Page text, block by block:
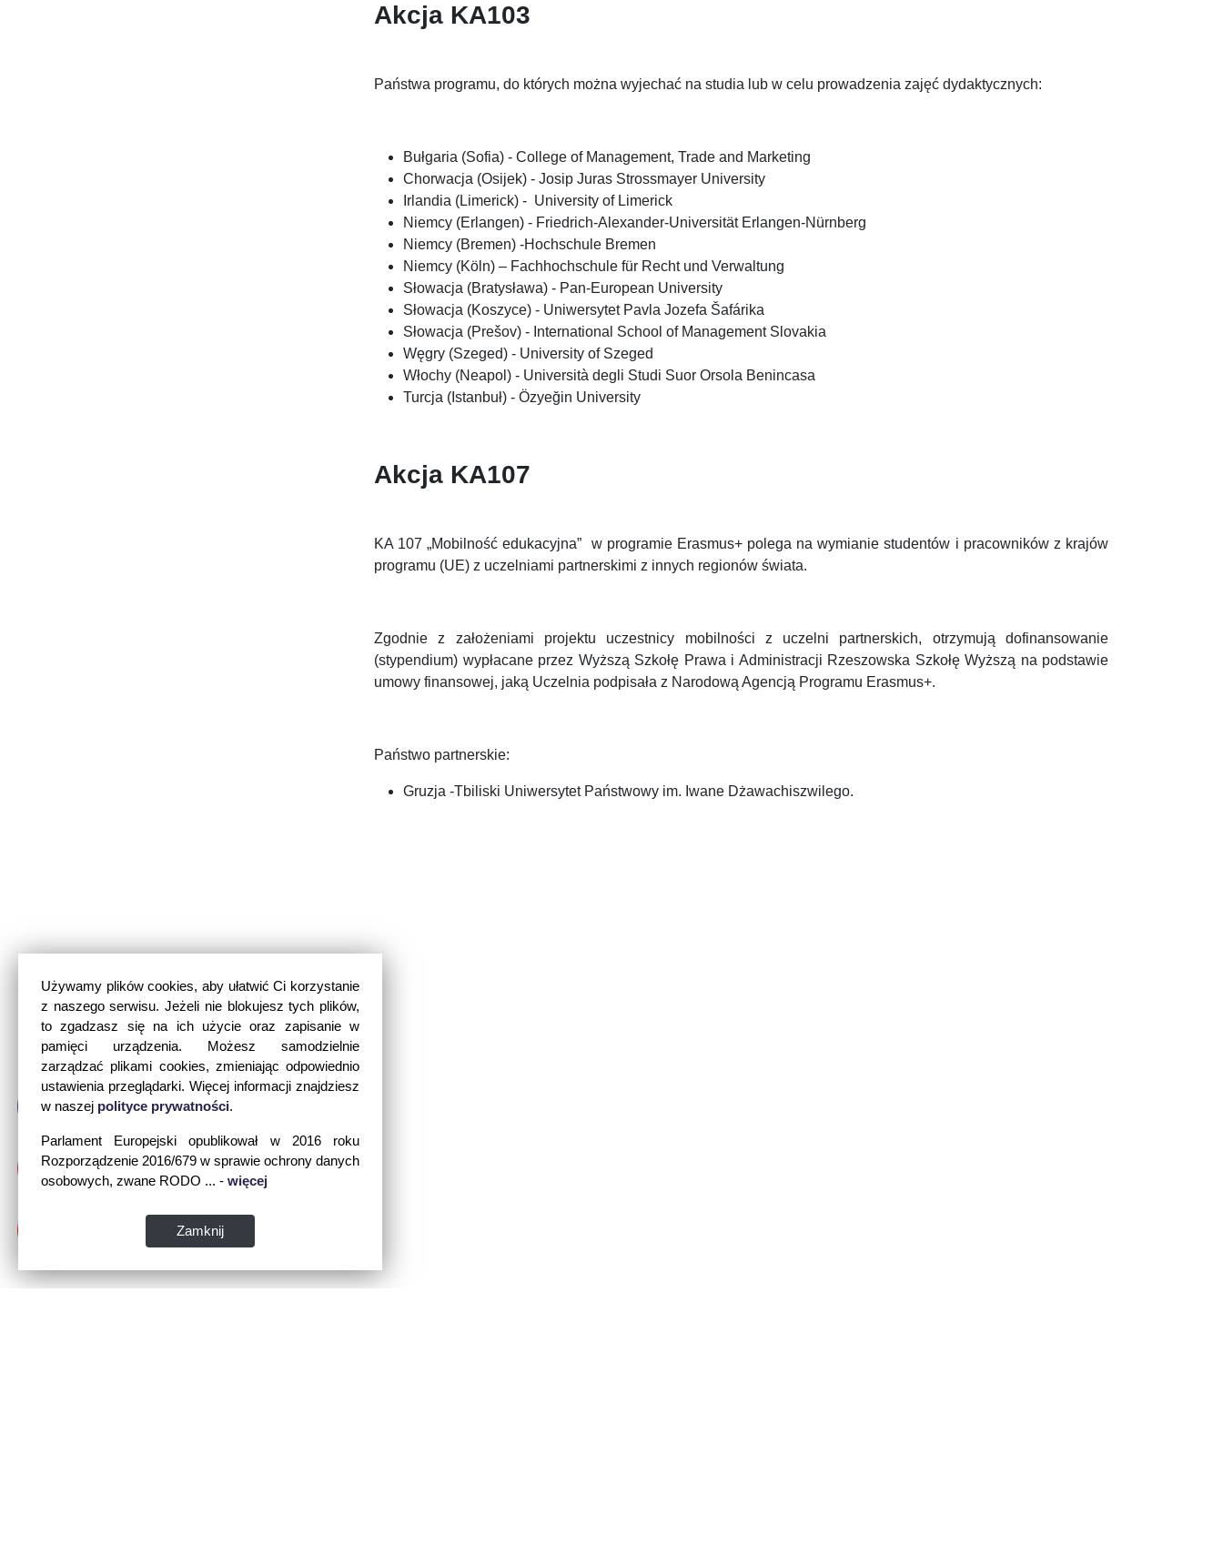
Używamy plików cookies, aby ułatwić Ci korzystanie
z naszego serwisu. Jeżeli nie blokujesz tych plików,
to zgadzasz się na ich użycie oraz zapisanie w
pamięci urządzenia. Możesz samodzielnie
zarządzać plikami cookies, zmieniając odpowiednio
ustawienia przeglądarki. Więcej informacji znajdziesz
w naszej polityce prywatności.
Parlament Europejski opublikował w 2016 roku
Rozporządzenie 2016/679 w sprawie ochrony danych
osobowych, zwane RODO ... - więcej
Zamknij
Akcja KA103
Państwa programu, do których można wyjechać na studia lub w celu prowadzenia zajęć dydaktycznych:
Bułgaria (Sofia) - College of Management, Trade and Marketing
Chorwacja (Osijek) - Josip Juras Strossmayer University
Irlandia (Limerick) - University of Limerick
Niemcy (Erlangen) - Friedrich-Alexander-Universität Erlangen-Nürnberg
Niemcy (Bremen) -Hochschule Bremen
Niemcy (Köln) – Fachhochschule für Recht und Verwaltung
Słowacja (Bratysława) - Pan-European University
Słowacja (Koszyce) - Uniwersytet Pavla Jozefa Šafárika
Słowacja (Prešov) - International School of Management Slovakia
Węgry (Szeged) - University of Szeged
Włochy (Neapol) - Università degli Studi Suor Orsola Benincasa
Turcja (Istanbuł) - Özyeğin University
Akcja KA107
KA 107 „Mobilność edukacyjna” w programie Erasmus+ polega na wymianie studentów i pracowników z krajów
programu (UE) z uczelniami partnerskimi z innych regionów świata.
Zgodnie z założeniami projektu uczestnicy mobilności z uczelni partnerskich, otrzymują dofinansowanie
(stypendium) wypłacane przez Wyższą Szkołę Prawa i Administracji Rzeszowska Szkołę Wyższą na podstawie
umowy finansowej, jaką Uczelnia podpisała z Narodową Agencją Programu Erasmus+.
Państwo partnerskie:
Gruzja -Tbiliski Uniwersytet Państwowy im. Iwane Dżawachiszwilego.